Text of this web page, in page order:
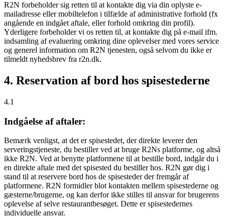
R2N forbeholder sig retten til at kontakte dig via din oplyste e-
mailadresse eller mobiltelefon i tilfælde af administrative forhold (fx
angående en indgået aftale, eller forhold omkring din profil).
Yderligere forbeholder vi os retten til, at kontakte dig på e-mail ifm.
indsamling af evaluering omkring dine oplevelser med vores service
og generel information om R2N tjenesten, også selvom du ikke er
tilmeldt nyhedsbrev fra r2n.dk.
4. Reservation af bord hos spisestederne
4.1
Indgåelse af aftaler:
Bemærk venligst, at det er spisestedet, der direkte leverer den
serveringstjeneste, du bestiller ved at bruge R2Ns platforme, og altså
ikke R2N. Ved at benytte platformene til at bestille bord, indgår du i
en direkte aftale med det spisested du bestiller hos. R2N gør dig i
stand til at reservere bord hos de spisesteder der fremgår af
platformene. R2N formidler blot kontakten mellem spisestederne og
gæsterne/brugerne, og kan derfor ikke stilles til ansvar for brugerens
oplevelse af selve restaurantbesøget. Dette er spisestedernes
individuelle ansvar.